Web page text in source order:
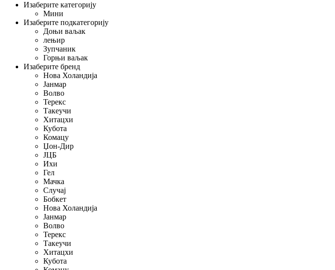
Изаберите категорију
Мини
Изаберите подкатегорију
Доњи ваљак
лењир
Зупчаник
Горњи ваљак
Изаберите бренд
Нова Холандија
Јанмар
Волво
Терекс
Такеучи
Хитацхи
Кубота
Комацу
Џон-Дир
ЈЦБ
Ихи
Гел
Мачка
Случај
Бобкет
Нова Холандија
Јанмар
Волво
Терекс
Такеучи
Хитацхи
Кубота